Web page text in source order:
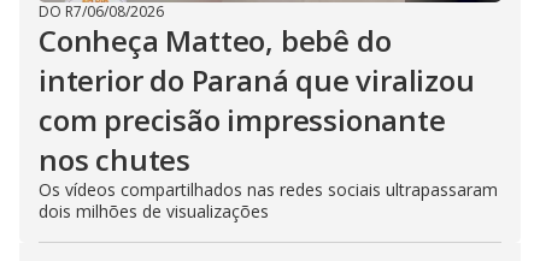
DO R7/06/08/2026
Conheça Matteo, bebê do
interior do Paraná que viralizou
com precisão impressionante
nos chutes
Os vídeos compartilhados nas redes sociais ultrapassaram
dois milhões de visualizações